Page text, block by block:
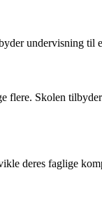
undervisning til
Skolen
deres faglige